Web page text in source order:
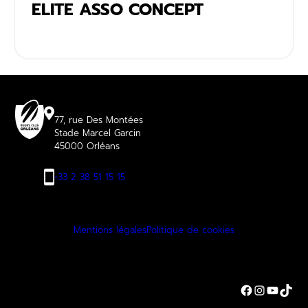
ELITE ASSO CONCEPT
77, rue Des Montées
Stade Marcel Garcin
45000 Orléans
+33 2 38 51 15 15
Mentions légalesPolitique de cookies
Facebook